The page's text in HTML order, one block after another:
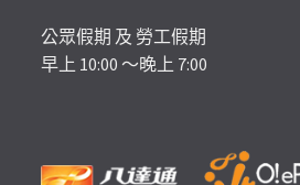
公眾假期 及 勞工假期
早上 10:00 ～晚上 7:00